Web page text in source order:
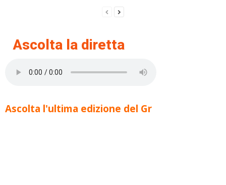
Ascolta la diretta
Ascolta l'ultima edizione del Gr